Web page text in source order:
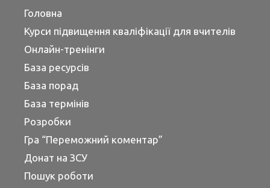
Головна
Курси підвищення кваліфікації для вчителів
Онлайн-тренінги
База ресурсів
База порад
База термінів
Розробки
Гра “Переможний коментар”
Донат на ЗСУ
Пошук роботи